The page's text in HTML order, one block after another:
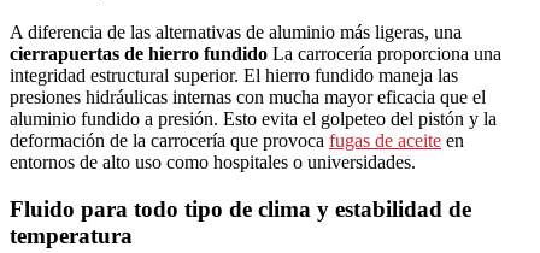
A diferencia de las alternativas de aluminio más ligeras, una
cierrapuertas de hierro fundido La carrocería proporciona una
integridad estructural superior. El hierro fundido maneja las
presiones hidráulicas internas con mucha mayor eficacia que el
aluminio fundido a presión. Esto evita el golpeteo del pistón y la
deformación de la carrocería que provoca fugas de aceite en
entornos de alto uso como hospitales o universidades.
Fluido para todo tipo de clima y estabilidad de
temperatura